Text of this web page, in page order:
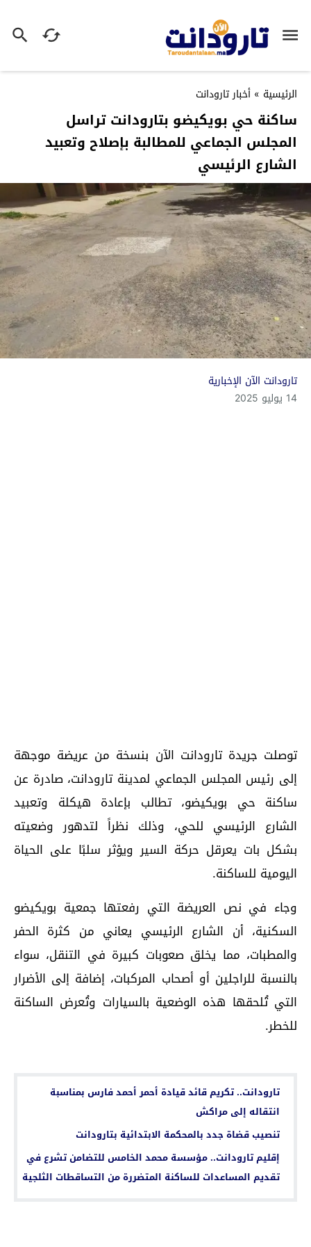
الرئيسية » أخبار تارودانت
ساكنة حي بويكيضو بتارودانت تراسل
المجلس الجماعي للمطالبة بإصلاح وتعبيد
الشارع الرئيسي
تارودانت الآن الإخبارية
14 يوليو 2025
توصلت جريدة تارودانت الآن بنسخة من عريضة موجهة
إلى رئيس المجلس الجماعي لمدينة تارودانت، صادرة عن
ساكنة حي بويكيضو، تطالب بإعادة هيكلة وتعبيد
الشارع الرئيسي للحي، وذلك نظراً لتدهور وضعيته
بشكل بات يعرقل حركة السير ويؤثر سلبًا على الحياة
اليومية للساكنة.
وجاء في نص العريضة التي رفعتها جمعية بويكيضو
السكنية، أن الشارع الرئيسي يعاني من كثرة الحفر
والمطبات، مما يخلق صعوبات كبيرة في التنقل، سواء
بالنسبة للراجلين أو أصحاب المركبات، إضافة إلى الأضرار
التي تُلحقها هذه الوضعية بالسيارات وتُعرض الساكنة
للخطر.
تارودانت.. تكريم قائد قيادة أحمر أحمد فارس بمناسبة
انتقاله إلى مراكش
تنصيب قضاة جدد بالمحكمة الابتدائية بتارودانت
إقليم تارودانت.. مؤسسة محمد الخامس للتضامن تشرع في
تقديم المساعدات للساكنة المتضررة من التساقطات الثلجية